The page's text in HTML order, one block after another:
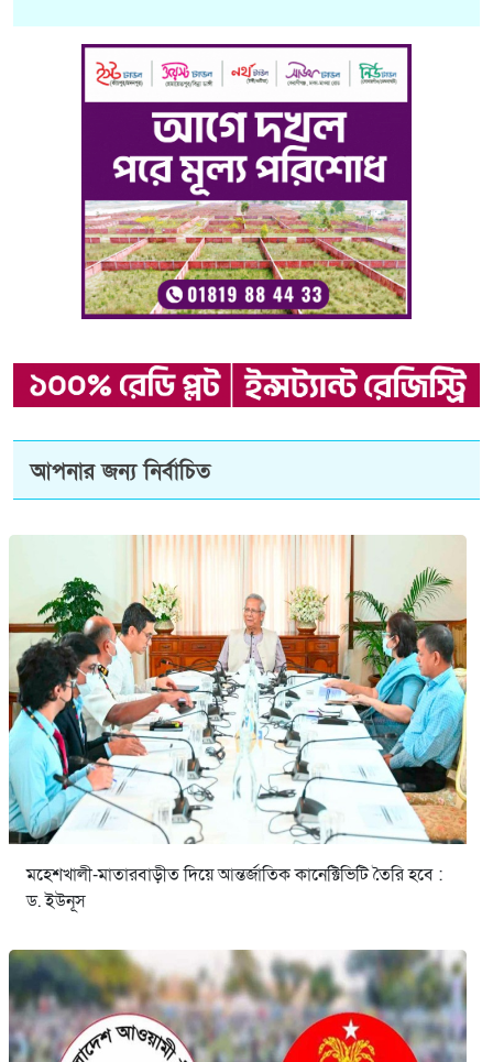
আপনার জন্য নির্বাচিত
মহেশখালী-মাতারবাড়ীত দিয়ে আন্তর্জাতিক কানেক্টিভিটি তৈরি হবে :
ড. ইউনূস